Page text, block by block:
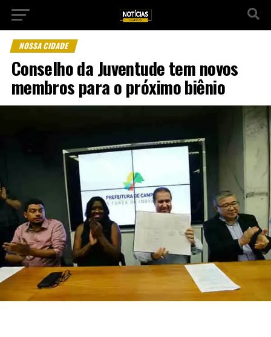
NOSSA CIDADE
Conselho da Juventude tem novos
membros para o próximo biênio